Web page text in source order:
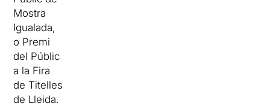
Mostra
Igualada,
o Premi
del Públic
a la Fira
de Titelles
de Lleida.